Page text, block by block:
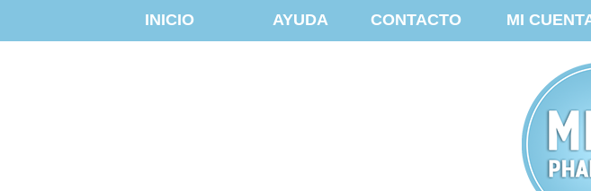
INICIO AYUDA CONTACTO MI